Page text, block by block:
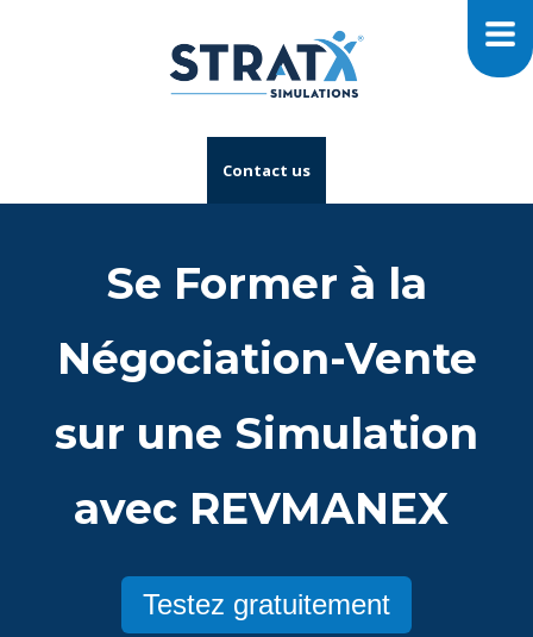
Contact us
Se Former à la
Négociation-Vente
sur une Simulation
avec REVMANEX
Testez gratuitement